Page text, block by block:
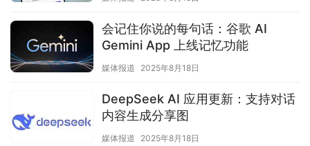
会记住你说的每句话：谷歌 AI
Gemini App 上线记忆功能
媒体报道 2025年8月18日
DeepSeek AI 应用更新：支持对话
内容生成分享图
媒体报道 2025年8月18日